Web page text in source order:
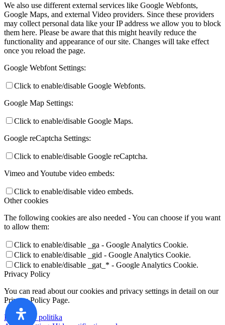
We also use different external services like Google Webfonts,
Google Maps, and external Video providers. Since these providers
may collect personal data like your IP address we allow you to block
them here. Please be aware that this might heavily reduce the
functionality and appearance of our site. Changes will take effect
once you reload the page.
Google Webfont Settings:
Click to enable/disable Google Webfonts.
Google Map Settings:
Click to enable/disable Google Maps.
Google reCaptcha Settings:
Click to enable/disable Google reCaptcha.
Vimeo and Youtube video embeds:
Click to enable/disable video embeds.
Other cookies
The following cookies are also needed - You can choose if you want
to allow them:
Click to enable/disable _ga - Google Analytics Cookie.
Click to enable/disable _gid - Google Analytics Cookie.
Click to enable/disable _gat_* - Google Analytics Cookie.
Privacy Policy
You can read about our cookies and privacy settings in detail on our
Privacy Policy Page.
Privatumo politika